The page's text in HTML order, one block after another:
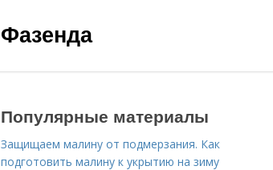
Фазенда
Популярные материалы
Защищаем малину от подмерзания. Как
подготовить малину к укрытию на зиму